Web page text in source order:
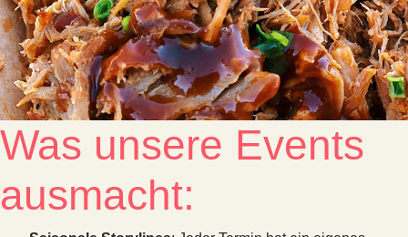
Was unsere Events
ausmacht: